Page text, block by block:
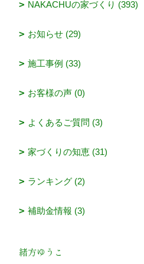
NAKACHUの家づくり (393)
お知らせ (29)
施工事例 (33)
お客様の声 (0)
よくあるご質問 (3)
家づくりの知恵 (31)
ランキング (2)
補助金情報 (3)
緒方ゆうこ